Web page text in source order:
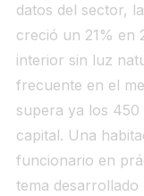
datos del sector,
creció un 21% en
interior sin luz
frecuente en el
supera ya los
capital. Una
funcionario en
tema